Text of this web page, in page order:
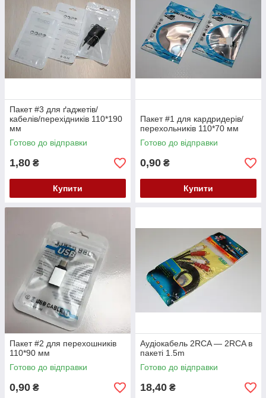
Пакет #3 для ґаджетів/
кабелів/перехідників 110*190
мм
Готово до відправки
1,80 ₴
Купити
Пакет #1 для кардридерів/
перехольників 110*70 мм
Готово до відправки
0,90 ₴
Купити
Пакет #2 для перехошників
110*90 мм
Готово до відправки
0,90 ₴
Аудіокабель 2RCA — 2RCA в
пакеті 1.5m
Готово до відправки
18,40 ₴